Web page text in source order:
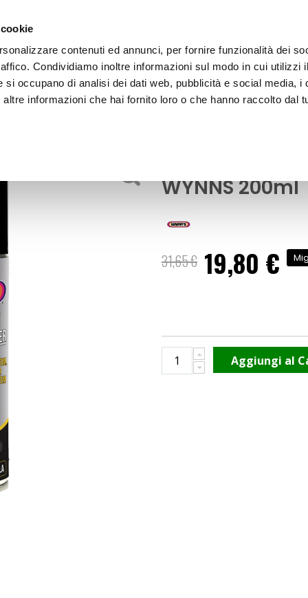
contenuti ed annunci, per fornire funzionalità dei
Condividiamo inoltre informazioni sul modo in cui utilizzi
si occupano di analisi dei dati web, pubblicità e social media, i
informazioni che hai fornito loro o che hanno raccolto dal
WYNNS 200ml
31,65 € Prezzo
speciale
19,80 €
Aggiungi al